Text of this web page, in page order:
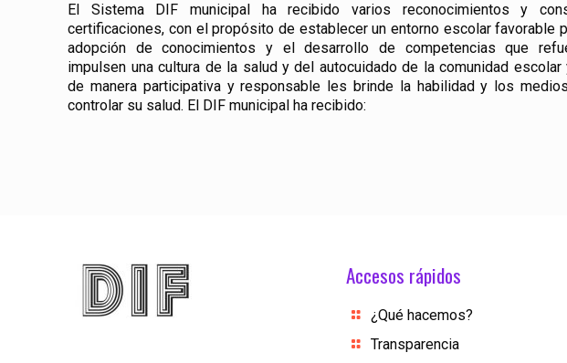
El Sistema DIF municipal ha recibido varios reconocimientos y
certificaciones, con el propósito de establecer un entorno escolar favorable
adopción de conocimientos y el desarrollo de competencias que
impulsen una cultura de la salud y del autocuidado de la comunidad escolar
de manera participativa y responsable les brinde la habilidad y los
controlar su salud. El DIF municipal ha recibido:
Accesos rápidos
¿Qué hacemos?
Transparencia